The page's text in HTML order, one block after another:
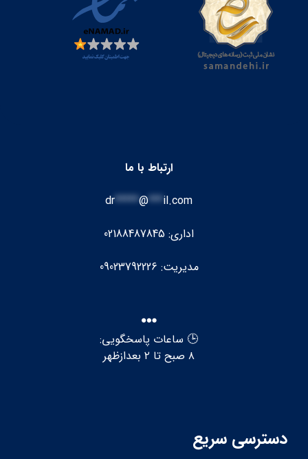
ارتباط با ما
dr*****@***il.com
اداری: 02188487845
مدیریت: 09023792226
🕒 ساعات پاسخگویی:
۸ صبح تا ۲ بعدازظهر
دسترسی سریع